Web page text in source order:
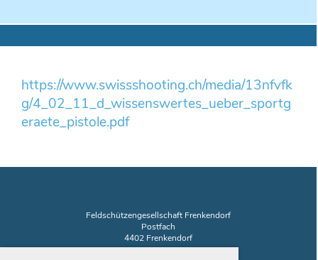
https://www.swissshooting.ch/media/13nfvfk
g/4_02_11_d_wissenswertes_ueber_sportg
eraete_pistole.pdf
Feldschützengesellschaft Frenkendorf
Postfach
4402 Frenkendorf